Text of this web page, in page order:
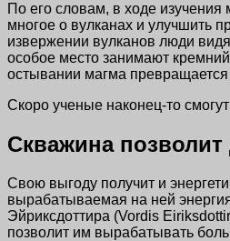
По его словам, в ходе
многое о вулканах и улучшить
извержении вулканов люди
особое место занимают
остывании магма
Скоро ученые наконец-то
Скважина
Свою выгоду получит и
вырабатываемая на ней
Эйриксдоттира (Vordis
позволит им вырабатывать